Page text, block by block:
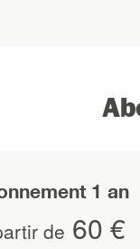
1 an
de 60 €